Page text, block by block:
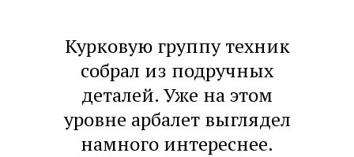
Курковую группу техник
собрал из подручных
деталей. Уже на этом
уровне арбалет выглядел
намного интереснее.